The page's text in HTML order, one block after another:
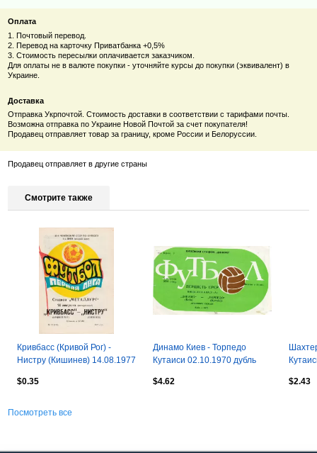
Оплата
1. Почтовый перевод.
2. Перевод на карточку Приватбанка +0,5%
3. Стоимость пересылки оплачивается заказчиком.
Для оплаты не в валюте покупки - уточняйте курсы до покупки (эквивалент) в
Украине.
Доставка
Отправка Укрпочтой. Стоимость доставки в соответствии с тарифами почты.
Возможна отправка по Украине Новой Почтой за счет покупателя!
Продавец отправляет товар за границу, кроме России и Белоруссии.
Продавец отправляет в другие страны
Смотрите также
Кривбасс (Кривой Рог) -
Нистру (Кишинев) 14.08.1977
$0.35
Динамо Киев - Торпедо
Кутаиси 02.10.1970 дубль
$4.62 $2.43
Посмотреть все